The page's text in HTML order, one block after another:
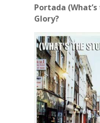
Portada
Glory?